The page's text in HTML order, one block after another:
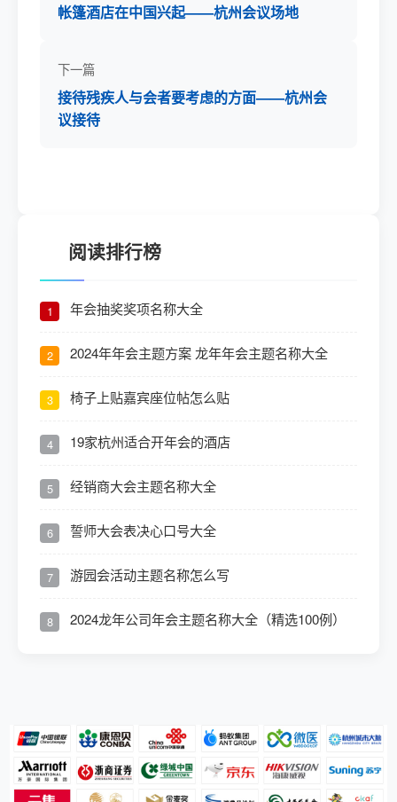
帐篷酒店在中国兴起——杭州会议场地
下一篇
接待残疾人与会者要考虑的方面——杭州会
议接待
阅读排行榜
1 年会抽奖奖项名称大全
2 2024年年会主题方案 龙年年会主题名称大全
3 椅子上贴嘉宾座位帖怎么贴
4 19家杭州适合开年会的酒店
5 经销商大会主题名称大全
6 誓师大会表决心口号大全
7 游园会活动主题名称怎么写
8 2024龙年公司年会主题名称大全（精选100例）